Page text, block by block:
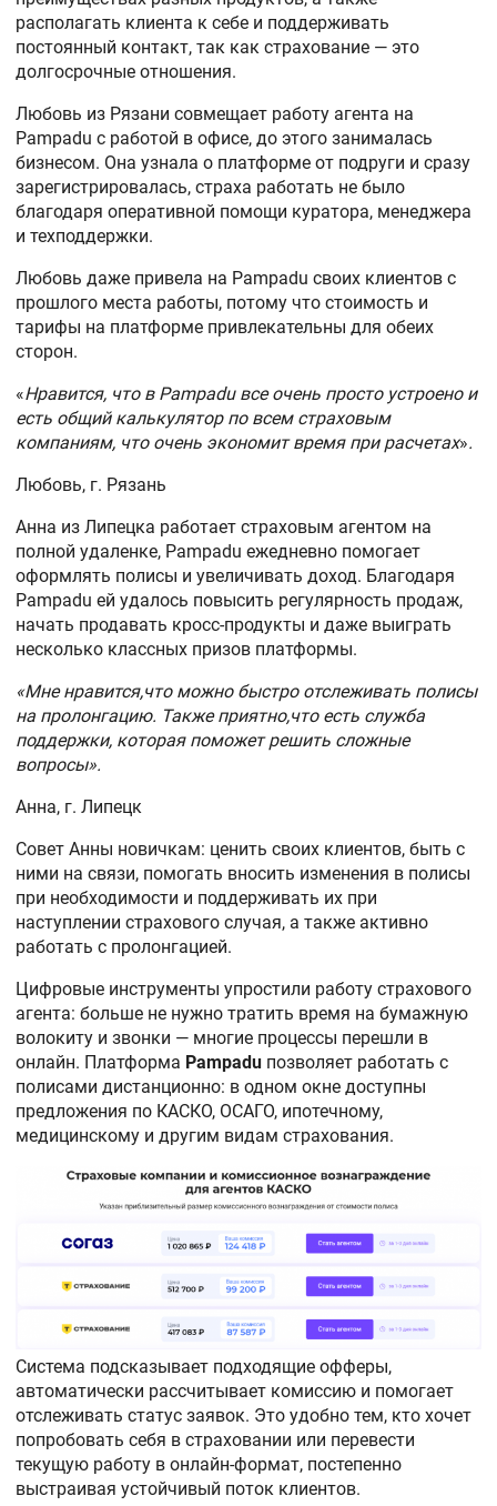
располагать клиента к себе и поддерживать
постоянный контакт, так как страхование — это
долгосрочные отношения.
Любовь из Рязани совмещает работу агента на
Pampadu с работой в офисе, до этого занималась
бизнесом. Она узнала о платформе от подруги и сразу
зарегистрировалась, страха работать не было
благодаря оперативной помощи куратора, менеджера
и техподдержки.
Любовь даже привела на Pampadu своих клиентов с
прошлого места работы, потому что стоимость и
тарифы на платформе привлекательны для обеих
сторон.
«Нравится, что в Pampadu все очень просто устроено и
есть общий калькулятор по всем страховым
компаниям, что очень экономит время при расчетах».
Любовь, г. Рязань
Анна из Липецка работает страховым агентом на
полной удаленке, Pampadu ежедневно помогает
оформлять полисы и увеличивать доход. Благодаря
Pampadu ей удалось повысить регулярность продаж,
начать продавать кросс-продукты и даже выиграть
несколько классных призов платформы.
«Мне нравится,что можно быстро отслеживать полисы
на пролонгацию. Также приятно,что есть служба
поддержки, которая поможет решить сложные
вопросы».
Анна, г. Липецк
Совет Анны новичкам: ценить своих клиентов, быть с
ними на связи, помогать вносить изменения в полисы
при необходимости и поддерживать их при
наступлении страхового случая, а также активно
работать с пролонгацией.
Цифровые инструменты упростили работу страхового
агента: больше не нужно тратить время на бумажную
волокиту и звонки — многие процессы перешли в
онлайн. Платформа Pampadu позволяет работать с
полисами дистанционно: в одном окне доступны
предложения по КАСКО, ОСАГО, ипотечному,
медицинскому и другим видам страхования.
Система подсказывает подходящие офферы,
автоматически рассчитывает комиссию и помогает
отслеживать статус заявок. Это удобно тем, кто хочет
попробовать себя в страховании или перевести
текущую работу в онлайн-формат, постепенно
выстраивая устойчивый поток клиентов.